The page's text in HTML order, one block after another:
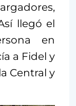
llegó el
en
a Fidel y
Central y